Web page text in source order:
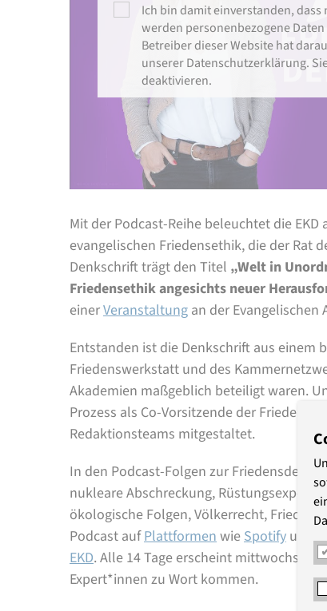
Ich bin damit einverstanden,
werden personenbezogene
Betreiber dieser Website hat
unserer Datenschutzerklärung.
deaktivieren.
Mit der Podcast-Reihe beleuchtet die
evangelischen Friedensethik, die der Rat
Denkschrift trägt den Titel „Welt in
Friedensethik angesichts neuer
einerVeranstaltung an der
Entstanden ist die Denkschrift aus einem
Friedenswerkstatt und des
Akademien maßgeblich beteiligt waren.
Prozess als Co-Vorsitzende der
Redaktionsteams mitgestaltet.
In den Podcast-Folgen zur
nukleare Abschreckung,
ökologische Folgen, Völkerrecht,
Podcast aufPlattformenwieSpotify und
EKD. Alle 14 Tage erscheint mittwochs
Expert*innen zu Wort kommen.